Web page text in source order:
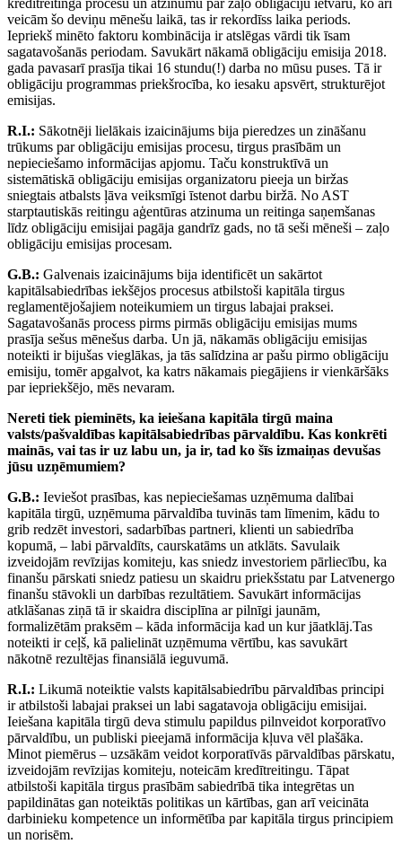
kredītreitinga procesu un atzinumu par zaļo obligāciju ietvaru, ko arī
veicām šo deviņu mēnešu laikā, tas ir rekordīss laika periods.
Iepriekš minēto faktoru kombinācija ir atslēgas vārdi tik īsam
sagatavošanās periodam. Savukārt nākamā obligāciju emisija 2018.
gada pavasarī prasīja tikai 16 stundu(!) darba no mūsu puses. Tā ir
obligāciju programmas priekšrocība, ko iesaku apsvērt, strukturējot
emisijas.
R.I.: Sākotnēji lielākais izaicinājums bija pieredzes un zināšanu
trūkums par obligāciju emisijas procesu, tirgus prasībām un
nepieciešamo informācijas apjomu. Taču konstruktīvā un
sistemātiskā obligāciju emisijas organizatoru pieeja un biržas
sniegtais atbalsts ļāva veiksmīgi īstenot darbu biržā. No AST
starptautiskās reitingu aģentūras atzinuma un reitinga saņemšanas
līdz obligāciju emisijai pagāja gandrīz gads, no tā seši mēneši – zaļo
obligāciju emisijas procesam.
G.B.: Galvenais izaicinājums bija identificēt un sakārtot
kapitālsabiedrības iekšējos procesus atbilstoši kapitāla tirgus
reglamentējošajiem noteikumiem un tirgus labajai praksei.
Sagatavošanās process pirms pirmās obligāciju emisijas mums
prasīja sešus mēnešus darba. Un jā, nākamās obligāciju emisijas
noteikti ir bijušas vieglākas, ja tās salīdzina ar pašu pirmo obligāciju
emisiju, tomēr apgalvot, ka katrs nākamais piegājiens ir vienkāršāks
par iepriekšējo, mēs nevaram.
Nereti tiek pieminēts, ka ieiešana kapitāla tirgū maina
valsts/pašvaldības kapitālsabiedrības pārvaldību. Kas konkrēti
mainās, vai tas ir uz labu un, ja ir, tad ko šīs izmaiņas devušas
jūsu uzņēmumiem?
G.B.: Ieviešot prasības, kas nepieciešamas uzņēmuma dalībai
kapitāla tirgū, uzņēmuma pārvaldība tuvinās tam līmenim, kādu to
grib redzēt investori, sadarbības partneri, klienti un sabiedrība
kopumā, – labi pārvaldīts, caurskatāms un atklāts. Savulaik
izveidojām revīzijas komiteju, kas sniedz investoriem pārliecību, ka
finanšu pārskati sniedz patiesu un skaidru priekšstatu par Latvenergo
finanšu stāvokli un darbības rezultātiem. Savukārt informācijas
atklāšanas ziņā tā ir skaidra disciplīna ar pilnīgi jaunām,
formalizētām praksēm – kāda informācija kad un kur jāatklāj.Tas
noteikti ir ceļš, kā palielināt uzņēmuma vērtību, kas savukārt
nākotnē rezultējas finansiālā ieguvumā.
R.I.: Likumā noteiktie valsts kapitālsabiedrību pārvaldības principi
ir atbilstoši labajai praksei un labi sagatavoja obligāciju emisijai.
Ieiešana kapitāla tirgū deva stimulu papildus pilnveidot korporatīvo
pārvaldību, un publiski pieejamā informācija kļuva vēl plašāka.
Minot piemērus – uzsākām veidot korporatīvās pārvaldības pārskatu,
izveidojām revīzijas komiteju, noteicām kredītreitingu. Tāpat
atbilstoši kapitāla tirgus prasībām sabiedrībā tika integrētas un
papildinātas gan noteiktās politikas un kārtības, gan arī veicināta
darbinieku kompetence un informētība par kapitāla tirgus principiem
un norisēm.